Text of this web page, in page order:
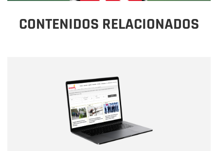
CONTENIDOS RELACIONADOS
Correo electrónico
Tipo de comentario